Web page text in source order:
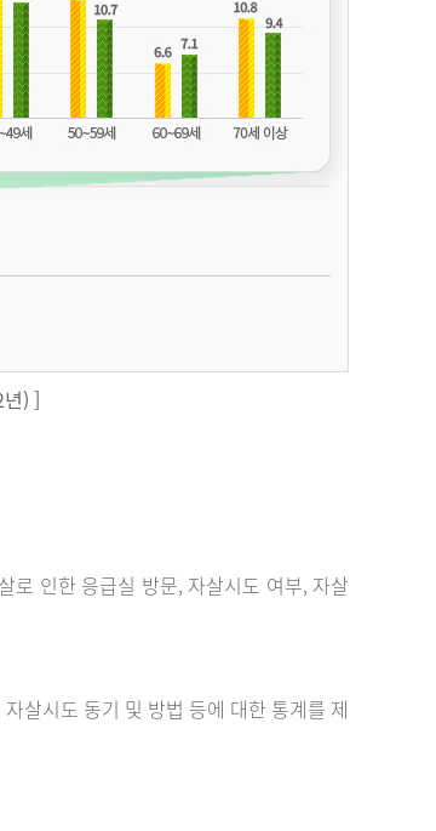
) ]
로 인한 응급실 방문, 자살시도 여부, 자살
살시도 동기 및 방법 등에 대한 통계를 제